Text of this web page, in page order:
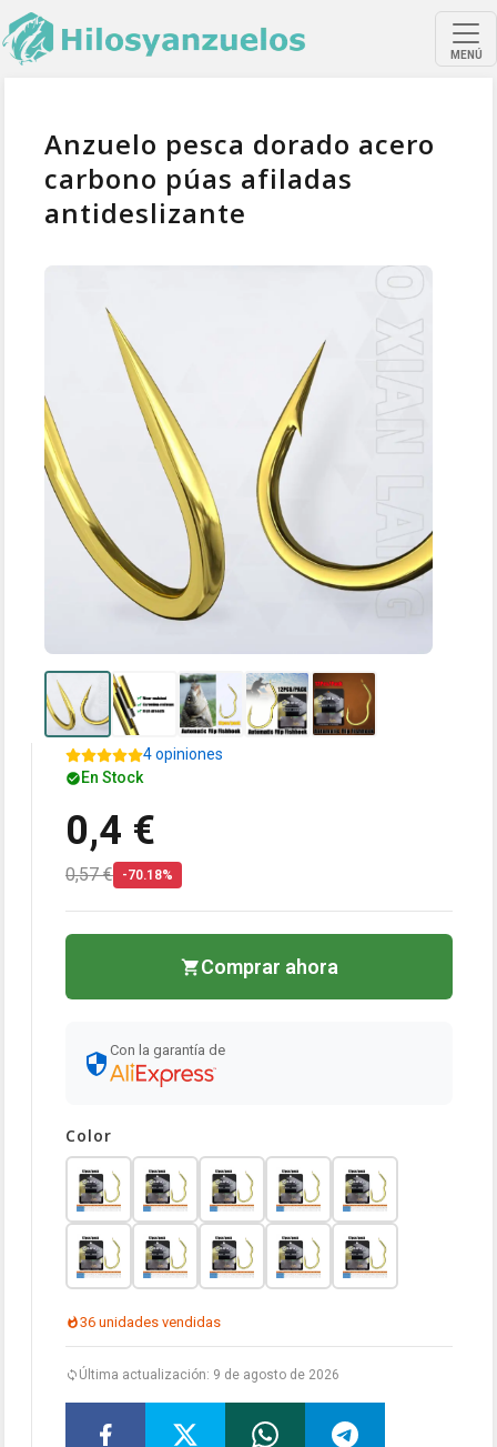
MENÚ
Anzuelo pesca dorado acero
carbono púas afiladas
antideslizante
4 opiniones
En Stock
0,4 €
0,57 € -70.18%
Comprar ahora
Con la garantía de
Color
36 unidades vendidas
Última actualización: 9 de agosto de 2026